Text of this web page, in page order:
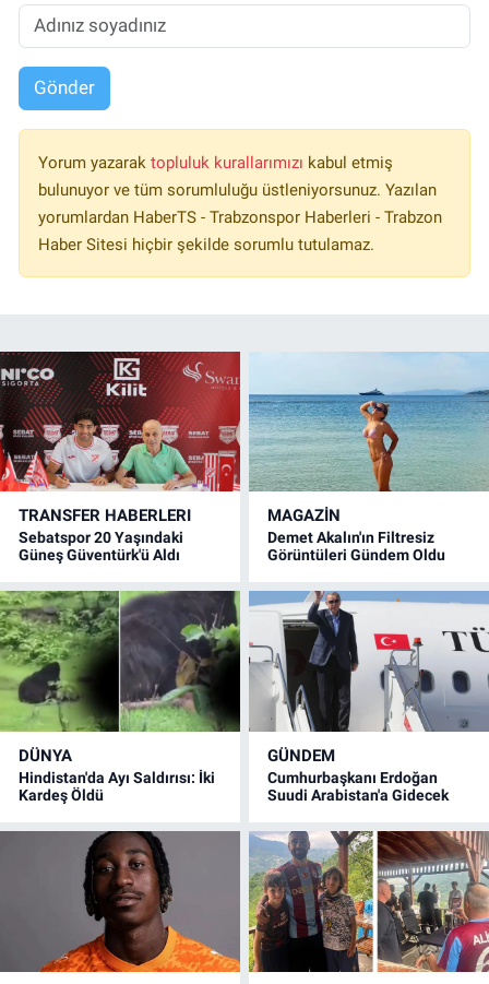
Gönder
Yorum yazarak topluluk kurallarımızı kabul etmiş
bulunuyor ve tüm sorumluluğu üstleniyorsunuz. Yazılan
yorumlardan HaberTS - Trabzonspor Haberleri - Trabzon
Haber Sitesi hiçbir şekilde sorumlu tutulamaz.
TRANSFER HABERLERI
Sebatspor 20 Yaşındaki
Güneş Güventürk'ü Aldı
MAGAZİN
Demet Akalın'ın Filtresiz
Görüntüleri Gündem Oldu
DÜNYA
Hindistan'da Ayı Saldırısı: İki
Kardeş Öldü
GÜNDEM
Cumhurbaşkanı Erdoğan
Suudi Arabistan'a Gidecek